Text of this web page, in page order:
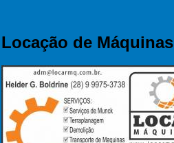
Locação de Máquinas